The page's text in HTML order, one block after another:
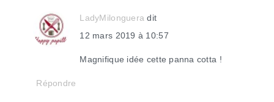
lecteur
LadyMilonguera dit
12 mars 2019 à 10:57
Magnifique idée cette panna cotta !
Répondre